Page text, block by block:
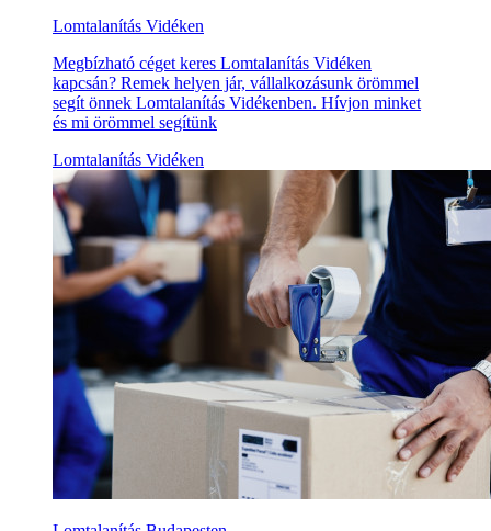
Lomtalanítás Vidéken
Megbízható céget keres Lomtalanítás Vidéken
kapcsán? Remek helyen jár, vállalkozásunk örömmel
segít önnek Lomtalanítás Vidékenben. Hívjon minket
és mi örömmel segítünk
Lomtalanítás Vidéken